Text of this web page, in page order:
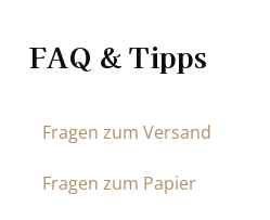
FAQ & Tipps
Fragen zum Versand
Fragen zum Papier